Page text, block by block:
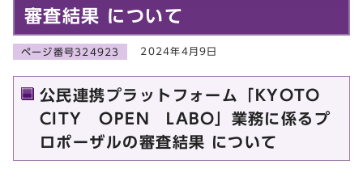
審査結果 について
ページ番号324923 2024年4月9日
公民連携プラットフォーム「KYOTO
CITY OPEN LABO」業務に係るプ
ロポーザルの審査結果 について